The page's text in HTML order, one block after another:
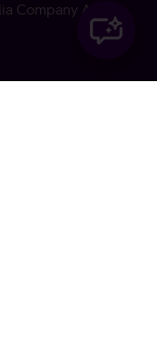
Company AB